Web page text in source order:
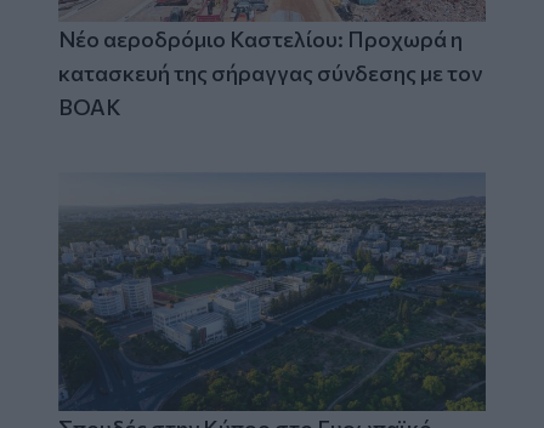
Νέο αεροδρόμιο Καστελίου: Προχωρά η
κατασκευή της σήραγγας σύνδεσης με τον
ΒΟΑΚ